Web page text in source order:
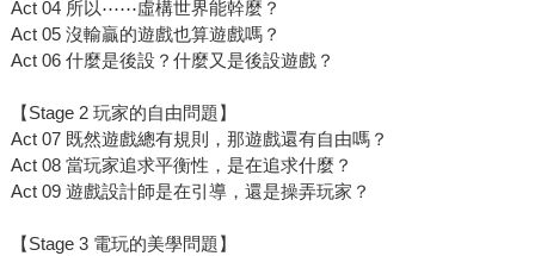
Act 04 所以⋯⋯虛構世界能幹麼？
Act 05 沒輸贏的遊戲也算遊戲嗎？
Act 06 什麼是後設？什麼又是後設遊戲？
【Stage 2 玩家的自由問題】
Act 07 既然遊戲總有規則，那遊戲還有自由嗎？
Act 08 當玩家追求平衡性，是在追求什麼？
Act 09 遊戲設計師是在引導，還是操弄玩家？
【Stage 3 電玩的美學問題】